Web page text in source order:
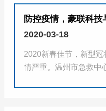
防控疫情，豪联科技
2020-03-18
2020新春佳节，新型
情严重。温州市急救中